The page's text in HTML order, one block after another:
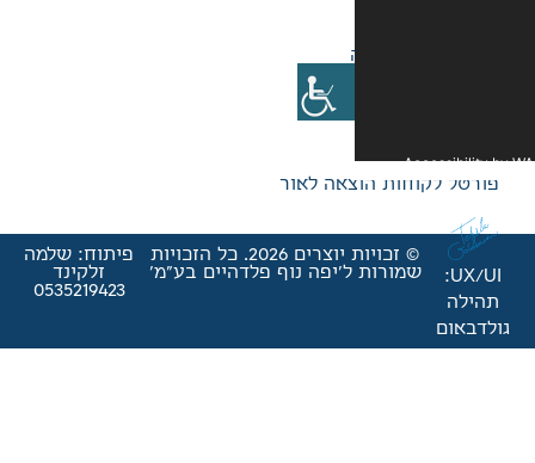
לאור
© זכויות יוצרים 2026. כל הזכויות
נוף פלדהיים בע"מ'
פיתוח: שלמה
זלקינד